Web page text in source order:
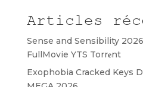
Articles
Sense and Sensibility
FullMovie YTS Torr𝐞nt
Exophobia Cracked Keys